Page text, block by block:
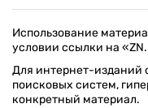
Использование
условии ссылки на
Для интернет-изданий
поисковых систем,
конкретный материал.